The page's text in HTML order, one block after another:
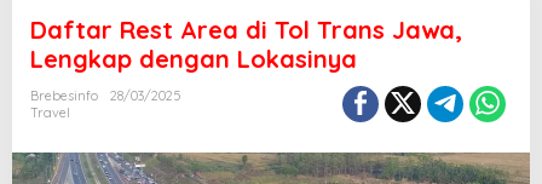
Daftar Rest Area di Tol Trans Jawa,
Lengkap dengan Lokasinya
Brebesinfo
28/03/2025
Travel